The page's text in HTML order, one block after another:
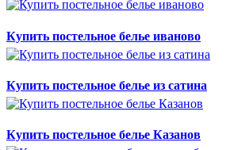
Купить постельное белье иваново
Купить постельное белье из сатина
Купить постельное белье Казанов